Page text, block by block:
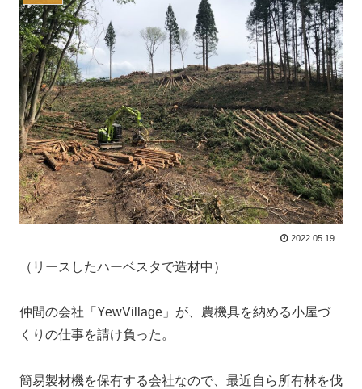
2022.05.19
（リースしたハーベスタで造材中）
仲間の会社「YewVillage」が、農機具を納める小屋づ
くりの仕事を請け負った。
簡易製材機を保有する会社なので、最近自ら所有林を伐